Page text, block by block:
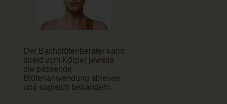
Der Bachblütenberater kann
direkt vom Körper jeweils
die passende
Blütenanwendung ablesen
und sogleich behandeln.